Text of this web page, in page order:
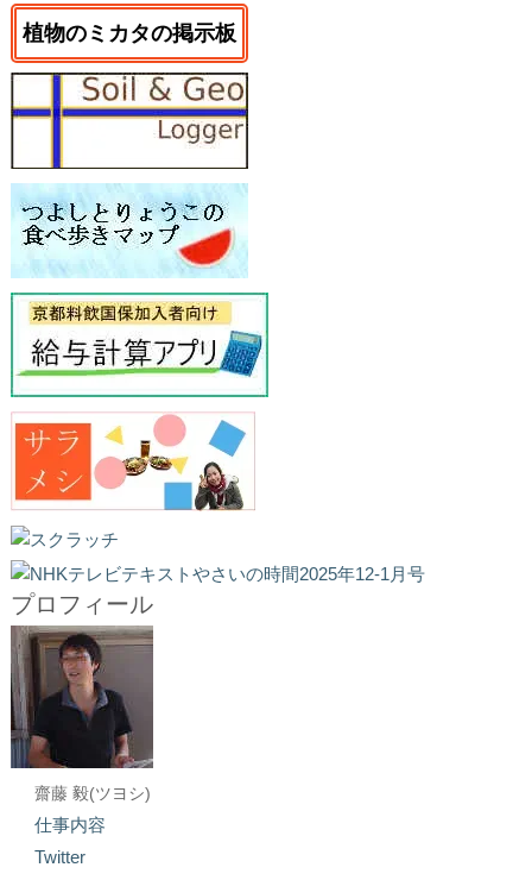
植物のミカタの掲示板
プロフィール
齋藤 毅(ツヨシ)
仕事内容
Twitter